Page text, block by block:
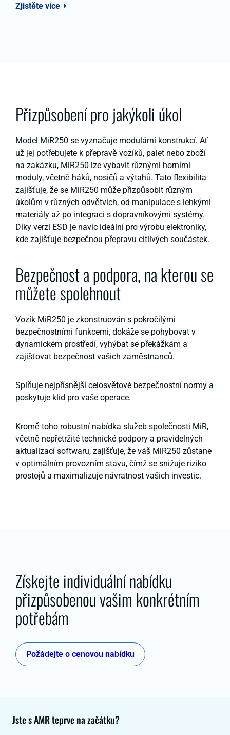
Zjistěte více
Přizpůsobení pro jakýkoli úkol
Model MiR250 se vyznačuje modulární konstrukcí. Ať
už jej potřebujete k přepravě vozíků, palet nebo zboží
na zakázku, MiR250 lze vybavit různými horními
moduly, včetně háků, nosičů a výtahů. Tato flexibilita
zajišťuje, že se MiR250 může přizpůsobit různým
úkolům v různých odvětvích, od manipulace s lehkými
materiály až po integraci s dopravníkovými systémy.
Díky verzi ESD je navíc ideální pro výrobu elektroniky,
kde zajišťuje bezpečnou přepravu citlivých součástek.
Bezpečnost a podpora, na kterou se
můžete spolehnout
Vozík MiR250 je zkonstruován s pokročilými
bezpečnostními funkcemi, dokáže se pohybovat v
dynamickém prostředí, vyhýbat se překážkám a
zajišťovat bezpečnost vašich zaměstnanců.
Splňuje nejpřísnější celosvětové bezpečnostní normy a
poskytuje klid pro vaše operace.
Kromě toho robustní nabídka služeb společnosti MiR,
včetně nepřetržité technické podpory a pravidelných
aktualizací softwaru, zajišťuje, že váš MiR250 zůstane
v optimálním provozním stavu, čímž se snižuje riziko
prostojů a maximalizuje návratnost vašich investic.
Získejte individuální nabídku
přizpůsobenou vašim konkrétním
potřebám
Požádejte o cenovou nabídku
Jste s AMR teprve na začátku?